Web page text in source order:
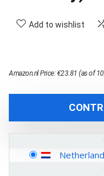
Add to wishlist
Amazon.nl Price:€23.81 (as of